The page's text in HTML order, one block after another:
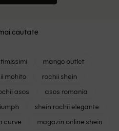
cautate
mango outlet
mohito
rochii shein
asos
asos romania
shein rochii elegante
curve
magazin online shein